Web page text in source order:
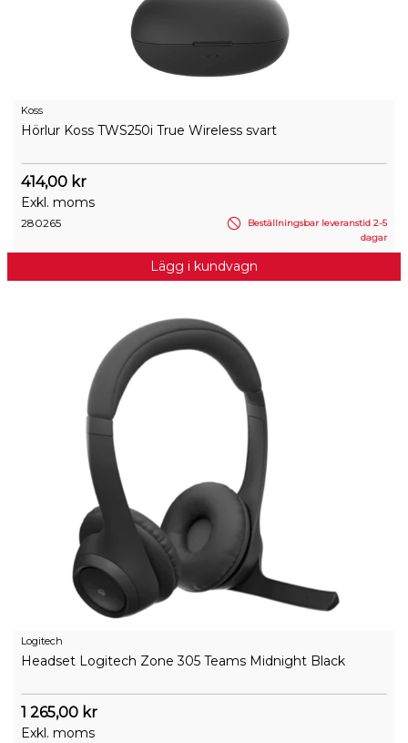
Koss
Hörlur Koss TWS250i True Wireless svart
414,00 kr
Exkl. moms
280265
Beställningsbar leveranstid 2-5
dagar
Lägg i kundvagn
Logitech
Headset Logitech Zone 305 Teams Midnight Black
1 265,00 kr
Exkl. moms